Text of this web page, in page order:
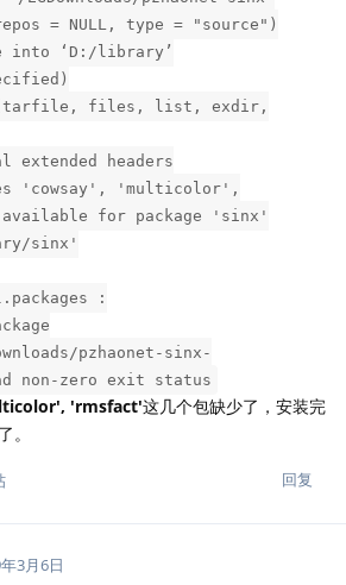
= NULL, type = "source")
into ‘D:/library’
files, list, exdir,
extended headers
'cowsay', 'multicolor',
for package 'sinx'
sinx'
:
pzhaonet-sinx-
non-zero exit status
'rmsfact'这几个包缺少了，安装完
。
回复
3月6日